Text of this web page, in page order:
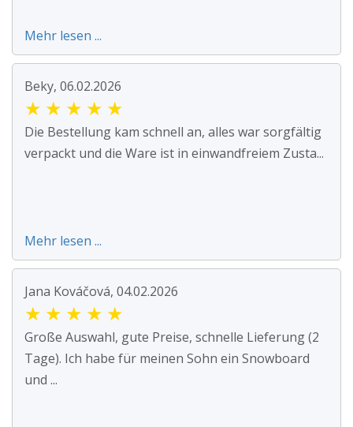
Mehr lesen ...
Beky, 06.02.2026
★ ★ ★ ★ ★
Die Bestellung kam schnell an, alles war sorgfältig
verpackt und die Ware ist in einwandfreiem Zusta...
Mehr lesen ...
Jana Kováčová, 04.02.2026
★ ★ ★ ★ ★
Große Auswahl, gute Preise, schnelle Lieferung (2
Tage). Ich habe für meinen Sohn ein Snowboard
und ...